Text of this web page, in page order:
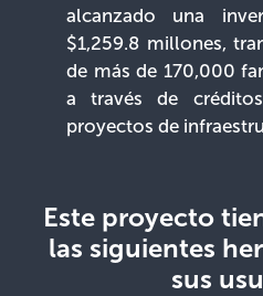
alcanzado una
$1,259.8 millones,
de más de 170,000
a través de
proyectos de
Este proyecto
las siguientes
sus